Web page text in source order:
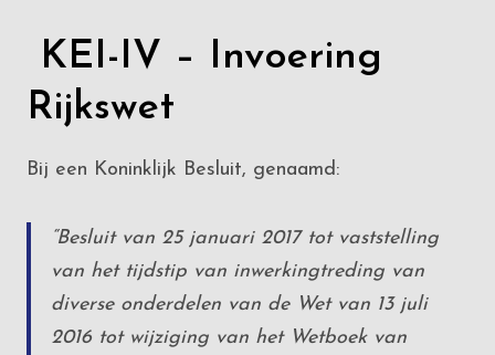
KEI-IV – Invoering
Rijkswet
Bij een Koninklijk Besluit, genaamd:
“Besluit van 25 januari 2017 tot vaststelling
van het tijdstip van inwerkingtreding van
diverse onderdelen van de Wet van 13 juli
2016 tot wijziging van het Wetboek van